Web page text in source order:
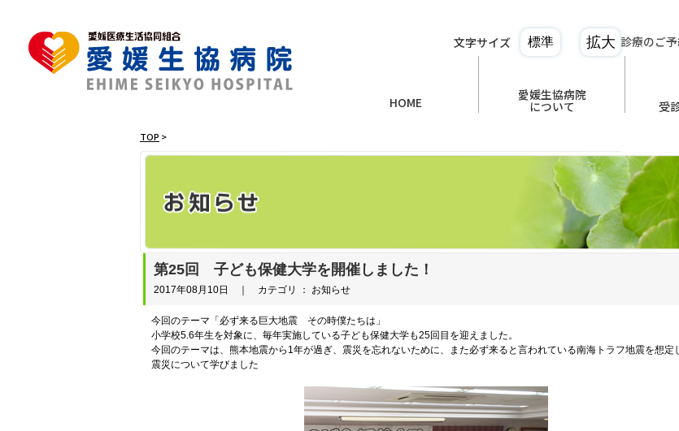
文字サイズ 標準 拡大 診療のご
HOME 愛媛生協病院
について 受
TOP >
第25回 子ども保健大学を開催しました！
2017年08月10日 ｜ カテゴリ ： お知らせ
今回のテーマ「必ず来る巨大地震 その時僕たちは」
小学校5.6年生を対象に、毎年実施している子ども保健大学も25回目を迎えました。
今回のテーマは、熊本地震から1年が過ぎ、震災を忘れないために、また必ず来ると言われている南海トラフ地震を想定
震災について学びました